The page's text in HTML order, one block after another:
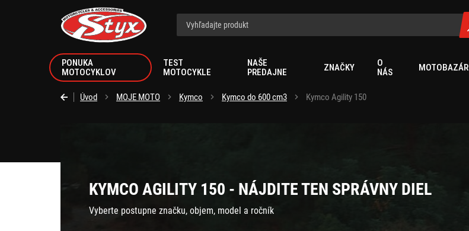
Styx.sk
PONUKA
MOTOCYKLOV
TEST
MOTOCYKLE
NAŠE
PREDAJNE
ZNAČKY
O
NÁS
MOTOBAZÁR
Úvod MOJE MOTO Kymco Kymco do 600 cm3 Kymco Agility 150
KYMCO AGILITY 150 - NÁJDITE TEN SPRÁVNY DIEL
Vyberte postupne značku, objem, model a ročník